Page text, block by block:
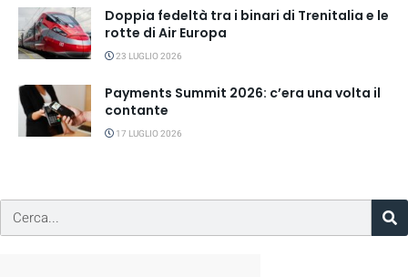
Doppia fedeltà tra i binari di Trenitalia e le
rotte di Air Europa
23 LUGLIO 2026
Payments Summit 2026: c’era una volta il
contante
17 LUGLIO 2026